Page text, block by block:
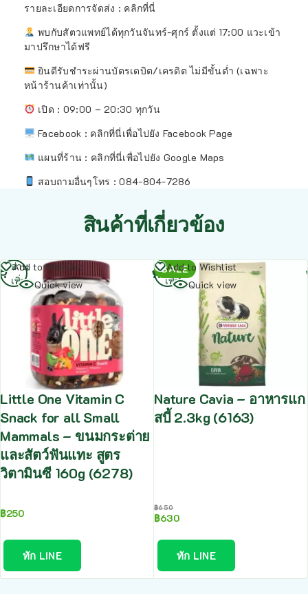
รายละเอียดการจัดส่ง : คลิกที่นี่
พบกับสัตวแพทย์ได้ทุกวันจันทร์-ศุกร์ ตั้งแต่ 17:00 แวะเข้า
มาปรึกษาได้ฟรี
ยินดีรับชำระผ่านบัตรเดบิต/เครดิต ไม่มีขั้นต่ำ (เฉพาะ
หน้าร้านค้าเท่านั้น)
เปิด : 09:00 – 20:30 ทุกวัน
Facebook : คลิกที่นี่เพื่อไปยัง Facebook Page
แผนที่ร้าน : คลิกที่นี่เพื่อไปยัง Google Maps
สอบถามอื่นๆโทร : 084-804-7286
สินค้าที่เกี่ยวข้อง
Add to Wishlist
Quick view
Little One Vitamin C
Snack for all Small
Mammals – ขนมกระต่าย
และสัตว์ฟันแทะ สูตร
วิตามินซี 160g (6278)
฿250
ทัก LINE
อ่าน
เพิ่ม
SALE
Add to Wishlist
Quick view
Nature Cavia – อาหารแก
สบี้ 2.3kg (6163)
฿650
฿630
ทัก LINE
อ่าน
เพิ่ม